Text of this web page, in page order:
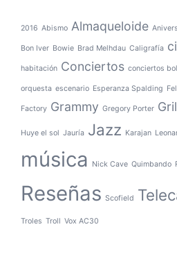
2016 Abismo Almaqueloide
Bon Iver Bowie Brad Melhdau Caligrafía
habitación Conciertos conciertos
orquesta escenario Esperanza Spalding
Factory Grammy Gregory Porter
Huye el sol Jauría Jazz Karajan
música Nick Cave Quimbando
Reseñas Scofield
Troles Troll Vox AC30